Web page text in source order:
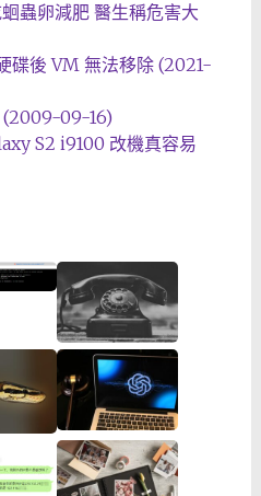
蟲卵減肥 醫生稱危害大
碟後 VM 無法移除 (2021-
(2009-09-16)
S2 i9100 改機真容易